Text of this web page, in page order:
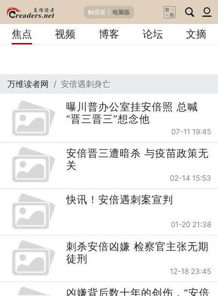
触摸版 电脑版
焦点 视频 博客 论坛 文摘
万维读者网 安倍遇刺身亡
曝川普办公室挂安倍照 总喊
“晋三晋三”想念他
07-11 19:45
安倍晋三遭暗杀 与疫苗政策无
关
02-14 15:53
快讯！安倍遇刺案宣判
01-20 21:38
刺杀安倍凶嫌 检察官主张无期
徒刑
12-18 23:45
凶嫌背后数十年的创伤，“安倍